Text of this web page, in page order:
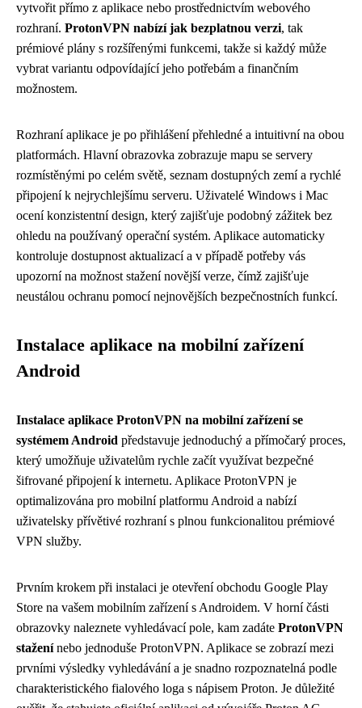
vytvořit přímo z aplikace nebo prostřednictvím webového
rozhraní. ProtonVPN nabízí jak bezplatnou verzi, tak
prémiové plány s rozšířenými funkcemi, takže si každý může
vybrat variantu odpovídající jeho potřebám a finančním
možnostem.
Rozhraní aplikace je po přihlášení přehledné a intuitivní na obou
platformách. Hlavní obrazovka zobrazuje mapu se servery
rozmístěnými po celém světě, seznam dostupných zemí a rychlé
připojení k nejrychlejšímu serveru. Uživatelé Windows i Mac
ocení konzistentní design, který zajišťuje podobný zážitek bez
ohledu na používaný operační systém. Aplikace automaticky
kontroluje dostupnost aktualizací a v případě potřeby vás
upozorní na možnost stažení novější verze, čímž zajišťuje
neustálou ochranu pomocí nejnovějších bezpečnostních funkcí.
Instalace aplikace na mobilní zařízení
Android
Instalace aplikace ProtonVPN na mobilní zařízení se
systémem Android představuje jednoduchý a přímočarý proces,
který umožňuje uživatelům rychle začít využívat bezpečné
šifrované připojení k internetu. Aplikace ProtonVPN je
optimalizována pro mobilní platformu Android a nabízí
uživatelsky přívětivé rozhraní s plnou funkcionalitou prémiové
VPN služby.
Prvním krokem při instalaci je otevření obchodu Google Play
Store na vašem mobilním zařízení s Androidem. V horní části
obrazovky naleznete vyhledávací pole, kam zadáte ProtonVPN
staženínebo jednoduše ProtonVPN. Aplikace se zobrazí mezi
prvními výsledky vyhledávání a je snadno rozpoznatelná podle
charakteristického fialového loga s nápisem Proton. Je důležité